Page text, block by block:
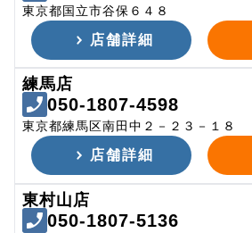
東京都国立市谷保６４８
店舗詳細
練馬店
050-1807-4598
東京都練馬区南田中２－２３－１８
店舗詳細
東村山店
050-1807-5136